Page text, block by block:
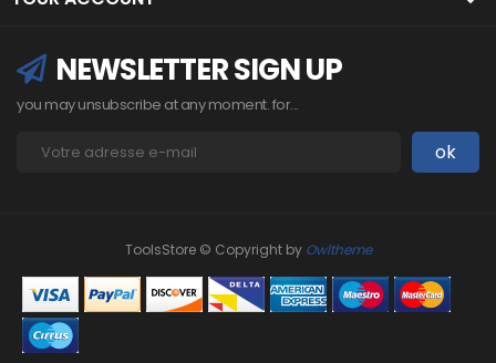
NEWSLETTER SIGN UP
you may unsubscribe at any moment. for...
ToolsStore © Copyright by Owltheme